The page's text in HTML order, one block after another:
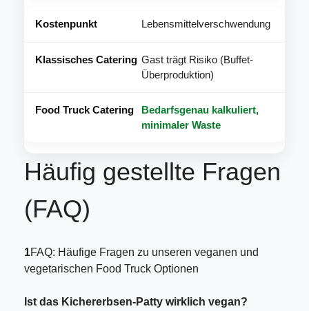
Lebensmittelverschwendung
Gast trägt Risiko (Buffet-
Überproduktion)
Bedarfsgenau kalkuliert,
minimaler Waste
Häufig gestellte Fragen
(FAQ)
1FAQ: Häufige Fragen zu unseren veganen und
vegetarischen Food Truck Optionen
Ist das Kichererbsen-Patty wirklich vegan?